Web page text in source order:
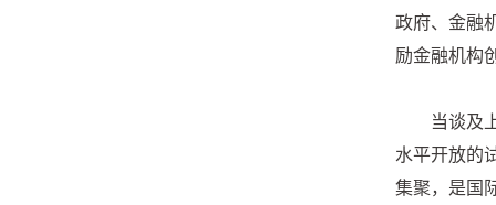
政府、金融
励金融机构
当谈及
水平开放的
集聚，是国